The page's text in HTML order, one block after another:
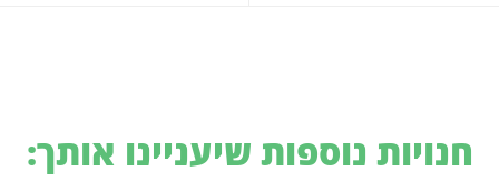
חנויות נוספות שיעניינו אותך: